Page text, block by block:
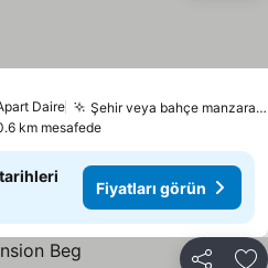
Daire Şehir veya bahçe manzaralı balkon
km mesafede
Fiyatları görün